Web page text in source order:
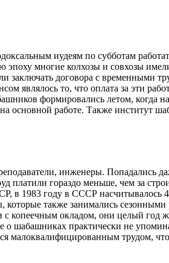
иудеям по субботам
многие колхозы и совхозы
заключать договора с временными
являлось то, что оплата за эти
формировались летом, когда
основной работе. Также институт
инженеры. Попадались
платили гораздо меньше, чем за
1983 году в СССР насчитывалось
которые также занимались
копеечным окладом, они целый год
о шабашниках практически не
малоквалифицированным трудом,